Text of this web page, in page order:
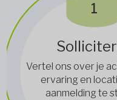
1
Vertel ons over je
ervaring en
aanmelding te